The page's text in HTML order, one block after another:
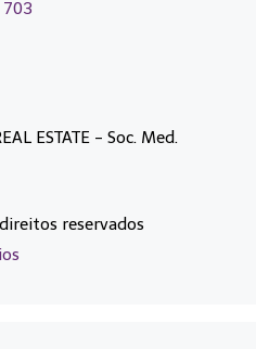
703
ESTATE - Soc. Med.
reservados